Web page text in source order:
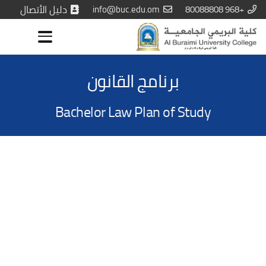
+968 80088808
info@buc.edu.om دليل الأتصال
برنامج القانون
Bachelor Law Plan of Study